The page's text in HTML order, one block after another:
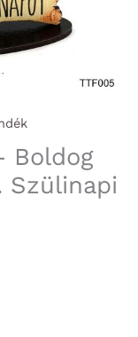
Boldog
Szülinapi